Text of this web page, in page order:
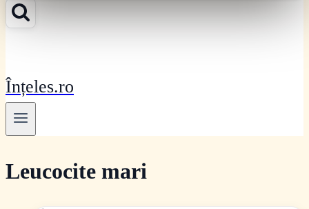
Înțeles.ro
Leucocite mari